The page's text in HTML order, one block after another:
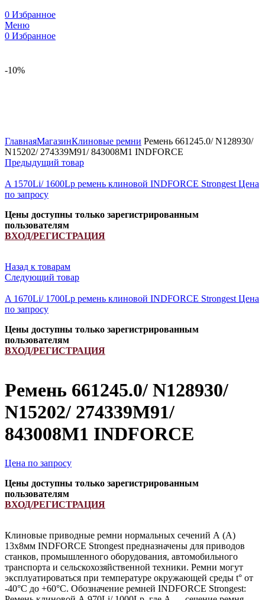
0 Избранное
Меню
0 Избранное
-10%
ГлавнаяМагазинКлиновые ремни Ремень 661245.0/ N128930/
N15202/ 274339M91/ 843008M1 INDFORCE
Предыдущий товар
A 1570Li/ 1600Lp ремень клиновой INDFORCE Strongest Цена
по запросу
Цены доступны только зарегистрированным
пользователям
ВХОД/РЕГИСТРАЦИЯ
Назад к товарам
Следующий товар
A 1670Li/ 1700Lp ремень клиновой INDFORCE Strongest Цена
по запросу
Цены доступны только зарегистрированным
пользователям
ВХОД/РЕГИСТРАЦИЯ
Ремень 661245.0/ N128930/
N15202/ 274339M91/
843008M1 INDFORCE
Цена по запросу
Цены доступны только зарегистрированным
пользователям
ВХОД/РЕГИСТРАЦИЯ
Клиновые приводные ремни нормальных сечений А (А)
13х8мм INDFORCE Strongest предназначены для приводов
станков, промышленного оборудования, автомобильного
транспорта и сельскохозяйственной техники. Ремни могут
эксплуатироваться при температуре окружающей среды t° от
-40°С до +60°С. Обозначение ремней INDFORCE Strongest: